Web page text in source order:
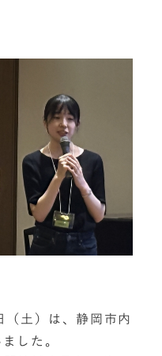
（土）は、静岡市内
した。